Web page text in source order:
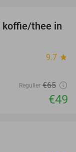
25%
koffie/thee in
9.7 star
Regulier €65
€49